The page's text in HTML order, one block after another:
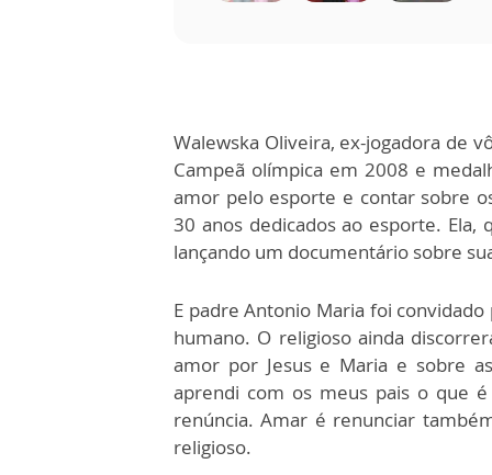
Walewska Oliveira, ex-jogadora de
Campeã olímpica em 2008 e
amor pelo esporte e contar sobre
30 anos dedicados ao esporte. Ela,
lançando um documentário sobre
E padre Antonio Maria foi
humano. O religioso ainda
amor por Jesus e Maria e sobre
aprendi com os meus pais o que
renúncia. Amar é renunciar
religioso.